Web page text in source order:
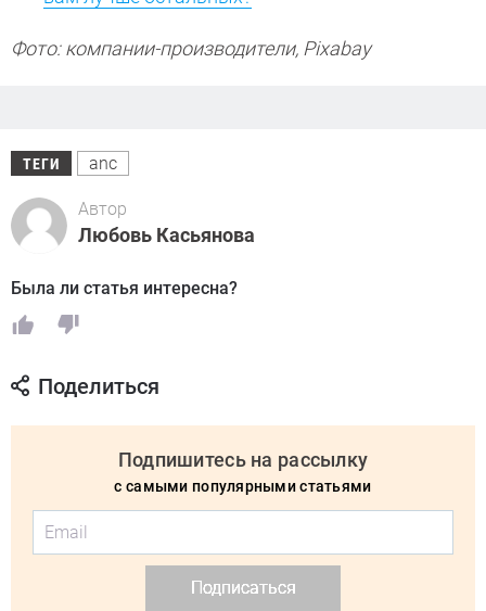
Фото: компании-производители, Pixabay
ТЕГИ anc
Автор
Любовь Касьянова
Была ли статья интересна?
Поделиться
Подпишитесь на рассылку
с самыми популярными статьями
Подписаться